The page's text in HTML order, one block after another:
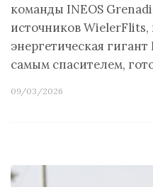
команды INEOS
источников WielerFlits,
энергетическая
самым спасителем,
09/03/2026